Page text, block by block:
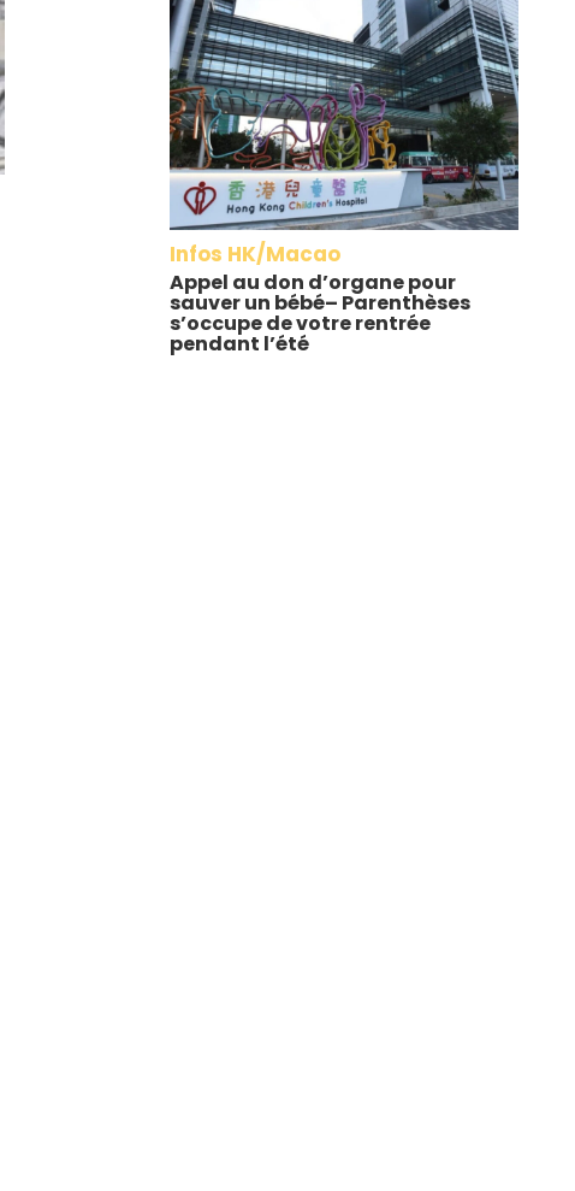
Infos HK/Macao
Appel au don d’organe pour
sauver un bébé– Parenthèses
s’occupe de votre rentrée
pendant l’été